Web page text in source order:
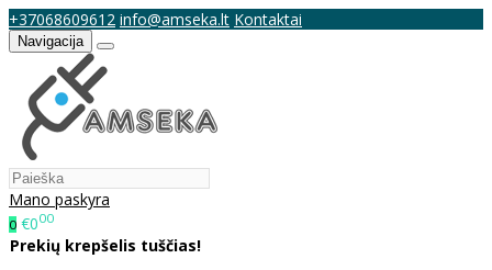
+37068609612 info@amseka.lt Kontaktai
Navigacija
Mano paskyra
0 €000
Prekių krepšelis tuščias!